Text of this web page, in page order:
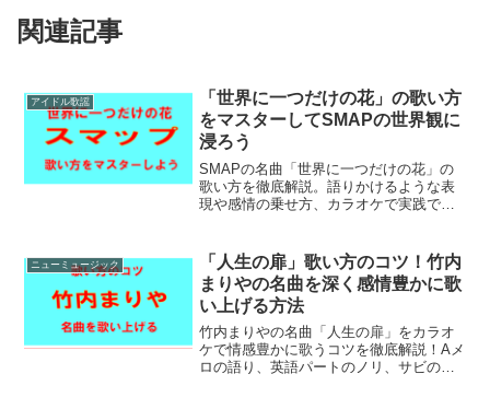
関連記事
アイドル歌謡
「世界に一つだけの花」の歌い方
をマスターしてSMAPの世界観に
浸ろう
SMAPの名曲「世界に一つだけの花」の
歌い方を徹底解説。語りかけるような表
現や感情の乗せ方、カラオケで実践でき
ニューミュージック
「人生の扉」歌い方のコツ！竹内
まりやの名曲を深く感情豊かに歌
い上げる方法
竹内まりやの名曲「人生の扉」をカラオ
ケで情感豊かに歌うコツを徹底解説！Aメ
ロの語り、英語パートのノリ、サビの息